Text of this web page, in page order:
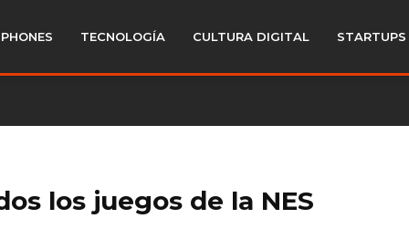
TECNOLOGÍA CULTURA DIGITAL STARTUPS
los juegos de la NES